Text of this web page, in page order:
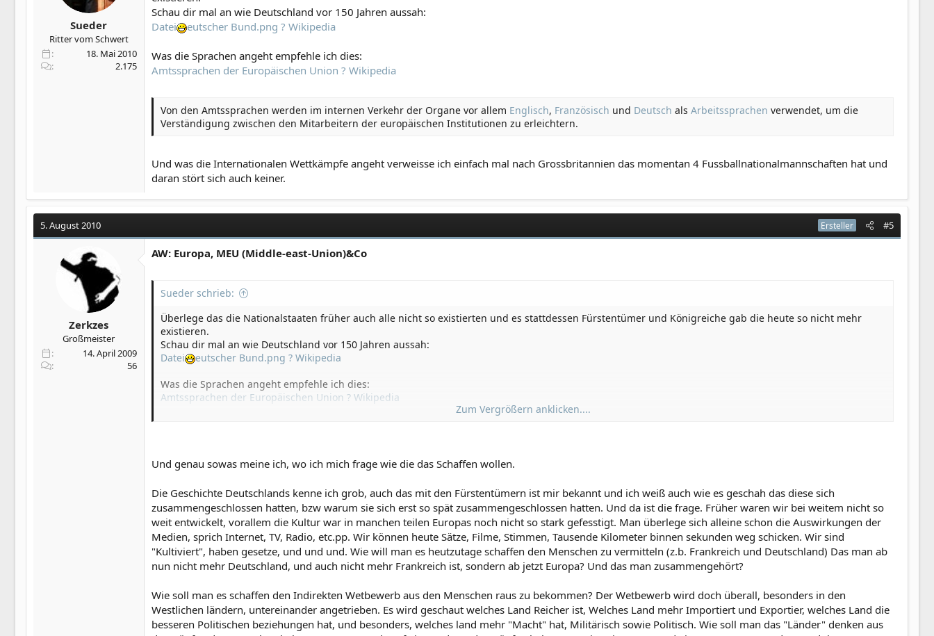
Sueder
Ritter vom Schwert
18. Mai 2010
2.175
Schau dir mal an wie Deutschland vor 150 Jahren aussah:
Datei
eutscher Bund.png ? Wikipedia
Was die Sprachen angeht empfehle ich dies:
Amtssprachen der Europäischen Union ? Wikipedia
Von den Amtssprachen werden im internen Verkehr der Organe vor allem Englisch, Französisch und Deutsch als Arbeitssprachen verwendet, um die
Verständigung zwischen den Mitarbeitern der europäischen Institutionen zu erleichtern.
Und was die Internationalen Wettkämpfe angeht verweisse ich einfach mal nach Grossbritannien das momentan 4 Fussballnationalmannschaften hat und
daran stört sich auch keiner.
5. August 2010 Ersteller #5
Zerkzes
Großmeister
14. April 2009
56
AW: Europa, MEU (Middle-east-Union)&Co
Sueder schrieb:
Überlege das die Nationalstaaten früher auch alle nicht so existierten und es stattdessen Fürstentümer und Königreiche gab die heute so nicht mehr
existieren.
Schau dir mal an wie Deutschland vor 150 Jahren aussah:
Datei
eutscher Bund.png ? Wikipedia
Was die Sprachen angeht empfehle ich dies:
Amtssprachen der Europäischen Union ? Wikipedia
daran stört sich auch keiner.
Zum Vergrößern anklicken....
Und genau sowas meine ich, wo ich mich frage wie die das Schaffen wollen.
Die Geschichte Deutschlands kenne ich grob, auch das mit den Fürstentümern ist mir bekannt und ich weiß auch wie es geschah das diese sich
zusammengeschlossen hatten, bzw warum sie sich erst so spät zusammengeschlossen hatten. Und da ist die frage. Früher waren wir bei weitem nicht so
weit entwickelt, vorallem die Kultur war in manchen teilen Europas noch nicht so stark gefesstigt. Man überlege sich alleine schon die Auswirkungen der
Medien, sprich Internet, TV, Radio, etc.pp. Wir können heute Sätze, Filme, Stimmen, Tausende Kilometer binnen sekunden weg schicken. Wir sind
"Kultiviert", haben gesetze, und und und. Wie will man es heutzutage schaffen den Menschen zu vermitteln (z.b. Frankreich und Deutschland) Das man ab
nun nicht mehr Deutschland, und auch nicht mehr Frankreich ist, sondern ab jetzt Europa? Und das man zusammengehört?
Wie soll man es schaffen den Indirekten Wetbewerb aus den Menschen raus zu bekommen? Der Wetbewerb wird doch überall, besonders in den
Westlichen ländern, untereinander angetrieben. Es wird geschaut welches Land Reicher ist, Welches Land mehr Importiert und Exportier, welches Land die
besseren Politischen beziehungen hat, und besonders, welches land mehr "Macht" hat, Militärisch sowie Politisch. Wie soll man das "Länder" denken aus